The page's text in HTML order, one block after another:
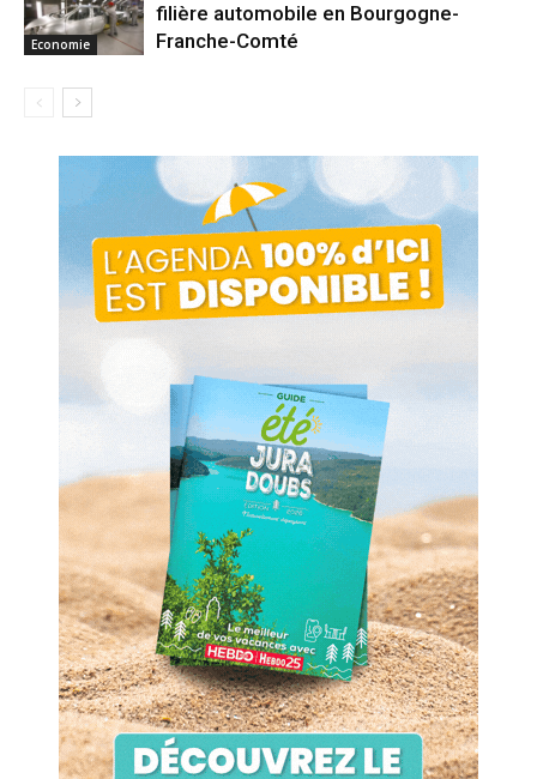
Economie
filière automobile en Bourgogne-
Franche-Comté